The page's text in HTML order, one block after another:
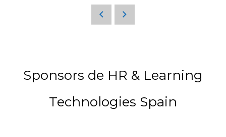
Sponsors de HR & Learning
Technologies Spain